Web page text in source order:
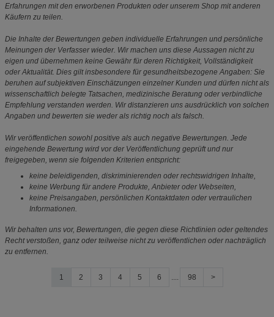
Erfahrungen mit den erworbenen Produkten oder unserem Shop mit anderen
Käufern zu teilen.
Die Inhalte der Bewertungen geben individuelle Erfahrungen und persönliche
Meinungen der Verfasser wieder. Wir machen uns diese Aussagen nicht zu
eigen und übernehmen keine Gewähr für deren Richtigkeit, Vollständigkeit
oder Aktualität. Dies gilt insbesondere für gesundheitsbezogene Angaben: Sie
beruhen auf subjektiven Einschätzungen einzelner Kunden und dürfen nicht als
wissenschaftlich belegte Tatsachen, medizinische Beratung oder verbindliche
Empfehlung verstanden werden. Wir distanzieren uns ausdrücklich von solchen
Angaben und bewerten sie weder als richtig noch als falsch.
Wir veröffentlichen sowohl positive als auch negative Bewertungen. Jede
eingehende Bewertung wird vor der Veröffentlichung geprüft und nur
freigegeben, wenn sie folgenden Kriterien entspricht:
keine beleidigenden, diskriminierenden oder rechtswidrigen Inhalte,
keine Werbung für andere Produkte, Anbieter oder Webseiten,
keine Preisangaben, persönlichen Kontaktdaten oder vertraulichen
Informationen.
Wir behalten uns vor, Bewertungen, die gegen diese Richtlinien oder geltendes
Recht verstoßen, ganz oder teilweise nicht zu veröffentlichen oder nachträglich
zu entfernen.
1 2 3 4 5 6 .... 98 >